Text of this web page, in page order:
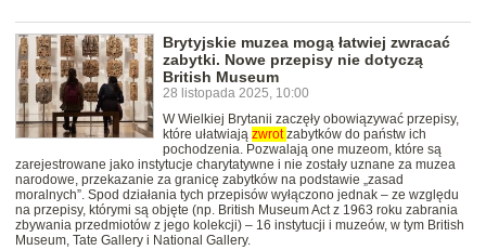
Brytyjskie muzea mogą łatwiej zwracać
zabytki. Nowe przepisy nie dotyczą
British Museum
28 listopada 2025, 10:00
W Wielkiej Brytanii zaczęły obowiązywać przepisy,
które ułatwiają zwrotzabytków do państw ich
pochodzenia. Pozwalają one muzeom, które są
zarejestrowane jako instytucje charytatywne i nie zostały uznane za muzea
narodowe, przekazanie za granicę zabytków na podstawie „zasad
moralnych”. Spod działania tych przepisów wyłączono jednak – ze względu
na przepisy, którymi są objęte (np. British Museum Act z 1963 roku zabrania
zbywania przedmiotów z jego kolekcji) – 16 instytucji i muzeów, w tym British
Museum, Tate Gallery i National Gallery.